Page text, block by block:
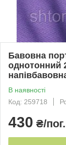
Бавовна
однотонний
В наявності
Код: 259718
430 ₴/